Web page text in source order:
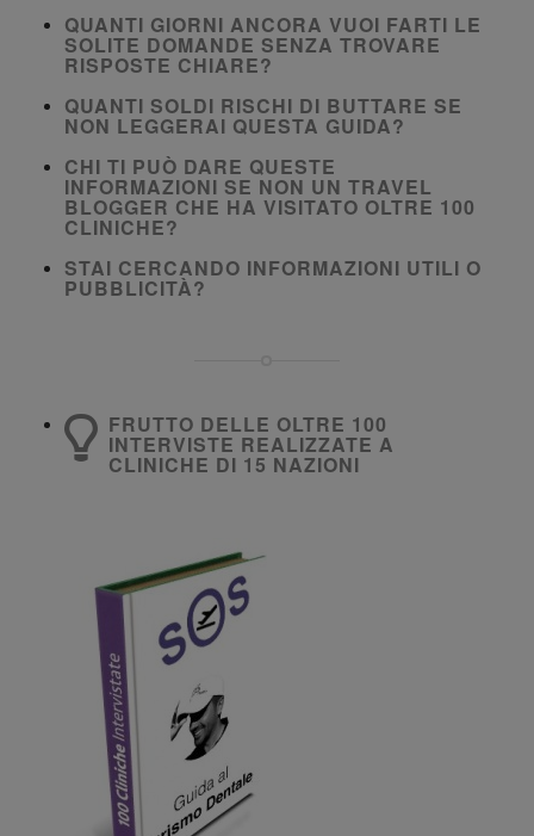
QUANTI GIORNI ANCORA VUOI FARTI LE
SOLITE DOMANDE SENZA TROVARE
RISPOSTE CHIARE?
QUANTI SOLDI RISCHI DI BUTTARE SE
NON LEGGERAI QUESTA GUIDA?
CHI TI PUÒ DARE QUESTE
INFORMAZIONI SE NON UN TRAVEL
BLOGGER CHE HA VISITATO OLTRE 100
CLINICHE?
STAI CERCANDO INFORMAZIONI UTILI O
PUBBLICITÀ?
FRUTTO DELLE OLTRE 100
INTERVISTE REALIZZATE A
CLINICHE DI 15 NAZIONI